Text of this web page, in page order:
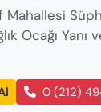
Ocağı Yanı
0 (212)